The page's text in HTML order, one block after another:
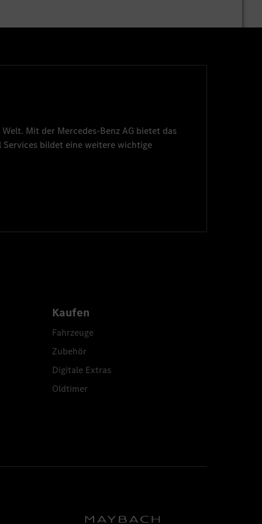
Mit der Mercedes-Benz AG bietet das
Services bildet eine weitere wichtige
Kaufen
Fahrzeuge
Zubehör
Digitale Extras
Oldtimer